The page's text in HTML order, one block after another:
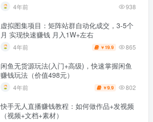
4年前 938
虚拟图集项目：矩阵站群自动化成交，3-5个
月 实现快速赚钱 月入1W+左右
4年前 ￥ 19.9 865
闲鱼无货源玩法(入门+高级)，快速掌握闲鱼
赚钱玩法（价值498元）
4年前 ￥9.9 802
快手无人直播赚钱教程：如何做作品+发视频
（视频+文档+素材）